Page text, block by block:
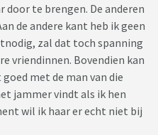
te brengen. De anderen
de andere kant heb ik geen
zal dat toch spanning
vriendinnen. Bovendien kan
met de man van die
jammer vindt als ik hen
wil ik haar er echt niet bij